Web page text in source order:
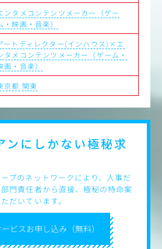
例＞
社内エンゲージメント施策関連、ToB/ToC
関連（展示会、ノベルティ）、全社プロジ
ど、多岐にわたる定常・特殊案件の品質
クション
たデザインシステムや型に基づき、外部ベ
ナーやスライド等の量産・展開スピードの
ームメンバーマネジメント業務
ンタメコンテンツメーカー（ゲー
・映画・音楽）
ートディレクター(インハウス)×エ
タメコンテンツメーカー（ゲーム・
画・音楽）
京都 関東
ビスお申し込み（無料）
ンにしかない極秘求
プのネットワークにより、人事だ
門責任者から直接、極秘の特命案
だいています。